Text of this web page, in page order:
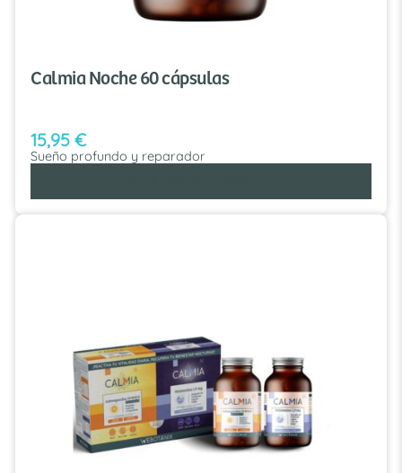
Calmia Noche 60 cápsulas
15,95 €
Sueño profundo y reparador